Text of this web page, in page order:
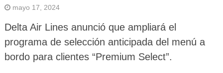
mayo 17, 2024
Delta Air Lines anunció que ampliará el
programa de selección anticipada del menú a
bordo para clientes “Premium Select”.